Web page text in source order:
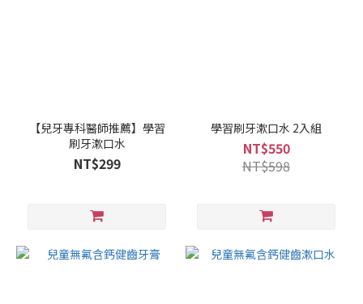
【兒牙專科醫師推薦】學習
刷牙漱口水
NT$299
學習刷牙漱口水 2入組
NT$550
NT$598